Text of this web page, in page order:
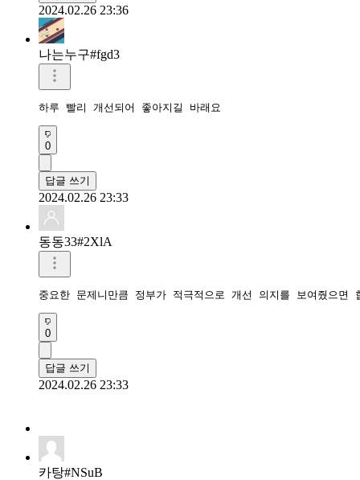
2024.02.26 23:36
나는누구#fgd3
하루 빨리 개선되어 좋아지길 바래요
0
답글 쓰기
2024.02.26 23:33
동동33#2XlA
중요한 문제니만큼 정부가 적극적으로 개선 의지를 보여줬으면
0
답글 쓰기
2024.02.26 23:33
카탕#NSuB